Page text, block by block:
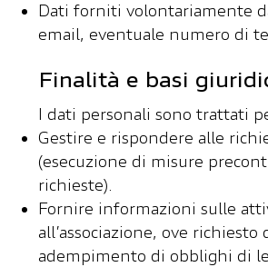
Dati forniti volontariamente
email, eventuale numero di
Finalità e basi
I dati personali sono trattati
Gestire e rispondere alle
(esecuzione di misure
richieste).​
Fornire informazioni sulle
all’associazione, ove
adempimento di obblighi di